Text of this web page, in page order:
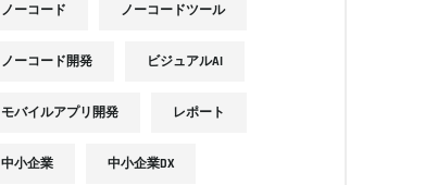
ノーコード ノーコードツール
ノーコード開発 ビジュアルAI
モバイルアプリ開発 レポート
中小企業 中小企業DX